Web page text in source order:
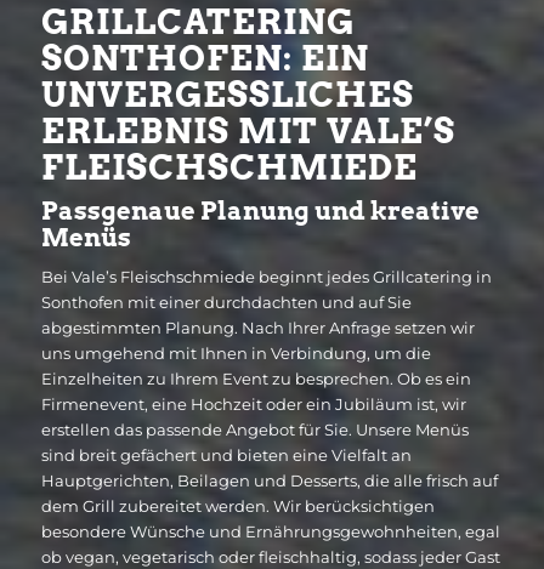
GRILLCATERING
SONTHOFEN: EIN
UNVERGESSLICHES
ERLEBNIS MIT VALE’S
FLEISCHSCHMIEDE
Passgenaue Planung und kreative
Menüs
Bei Vale’s Fleischschmiede beginnt jedes Grillcatering in
Sonthofen mit einer durchdachten und auf Sie
abgestimmten Planung. Nach Ihrer Anfrage setzen wir
uns umgehend mit Ihnen in Verbindung, um die
Einzelheiten zu Ihrem Event zu besprechen. Ob es ein
Firmenevent, eine Hochzeit oder ein Jubiläum ist, wir
erstellen das passende Angebot für Sie. Unsere Menüs
sind breit gefächert und bieten eine Vielfalt an
Hauptgerichten, Beilagen und Desserts, die alle frisch auf
dem Grill zubereitet werden. Wir berücksichtigen
besondere Wünsche und Ernährungsgewohnheiten, egal
ob vegan, vegetarisch oder fleischhaltig, sodass jeder Gast